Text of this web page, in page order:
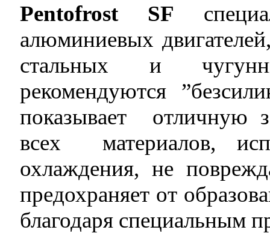
Pentofrost SF
алюминиевых
стальных и
рекомендуются
показывает отличную
всех материалов,
охлаждения, не
предохраняет от
благодаря специальным